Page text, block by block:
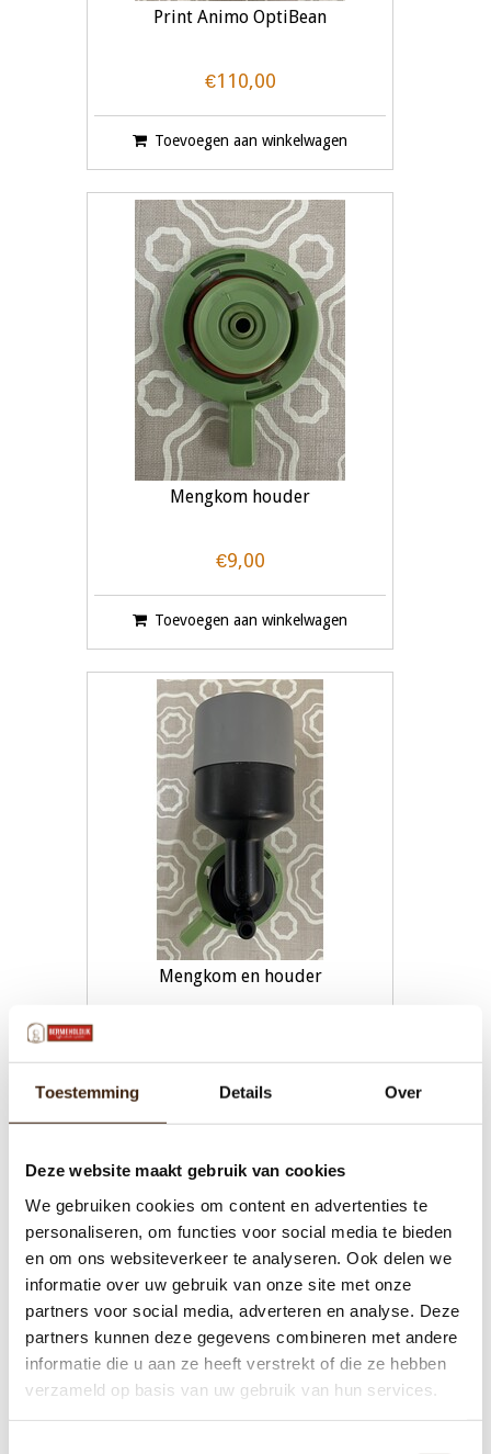
Toestemming Details Over
Deze website maakt gebruik van cookies
We gebruiken cookies om content en advertenties te
personaliseren, om functies voor social media te bieden
en om ons websiteverkeer te analyseren. Ook delen we
informatie over uw gebruik van onze site met onze
partners voor social media, adverteren en analyse. Deze
partners kunnen deze gegevens combineren met andere
informatie die u aan ze heeft verstrekt of die ze hebben
verzameld op basis van uw gebruik van hun services.
Print Animo OptiBean
€110,00
Toevoegen aan winkelwagen
Mengkom houder
€9,00
Toevoegen aan winkelwagen
Mengkom en houder
Toevoegen aan winkelwagen